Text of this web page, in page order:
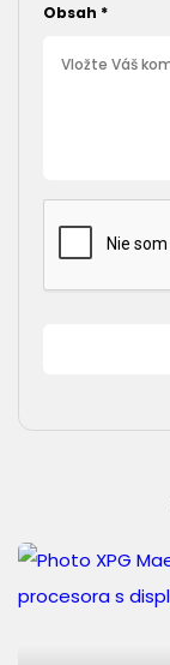
Obsah *